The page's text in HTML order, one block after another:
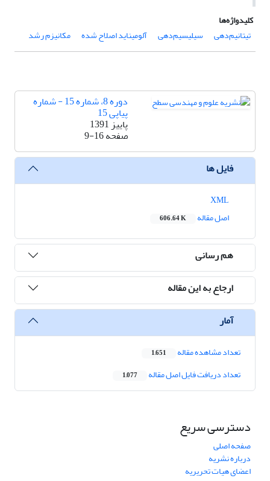
کلیدواژه‌ها
تیتانیم‌دهی
سیلیسیم‌دهی آلومیناید اصلاح شده مکانیزم رشد
دوره 8، شماره 15 - شماره
پیاپی 15
پاییز 1391
صفحه9-16
فایل ها
اصل مقاله
606.64 K
هم رسانی
ارجاع به این مقاله
آمار
تعداد مشاهده مقاله 1,651
تعداد دریافت فایل اصل مقاله 1,077
دسترسی سریع
صفحه اصلی
درباره نشریه
اعضای هیات تحریریه